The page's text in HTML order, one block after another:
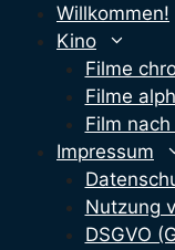
Zum
Inhalt
springen
Willkommen!
Kino
Filme
Filme
Film
Impressum
Nutzung
DSGVO